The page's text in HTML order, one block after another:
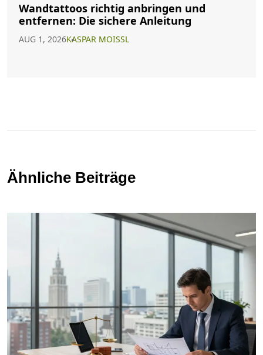
Wandtattoos richtig anbringen und
entfernen: Die sichere Anleitung
AUG 1, 2026KASPAR MOISSL
Ähnliche Beiträge